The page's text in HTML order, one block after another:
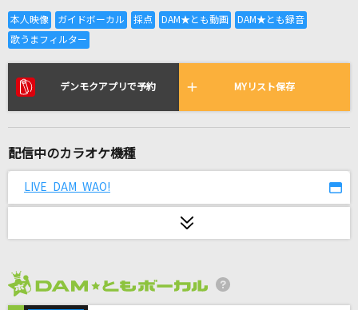
全国りれき
リアルタイムで歌われている曲の一覧
真夏の夜の夢
[生音]未来予想図Ⅱ
DREAMS COME TRUE
中島みゆき
モエチャッカファイア
デンモクアプリで予約 MYリスト保存
配信中のカラオケ機種
LIVE DAM WAO!